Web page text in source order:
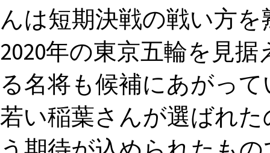
んは短期決戦の戦い方
2020年の東京五輪を見
る名将も候補にあがっ
若い稲葉さんが選ばれ